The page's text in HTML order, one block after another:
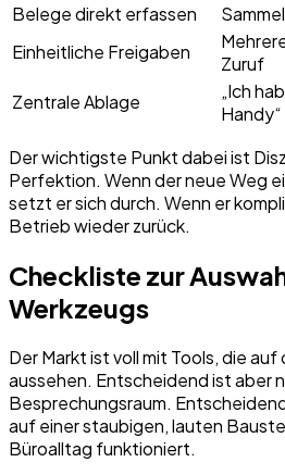
Belege direkt erfassen
Einheitliche Freigaben
Zuruf
Zentrale Ablage
„Ich
Handy“
Der wichtigste Punkt dabei ist
Perfektion. Wenn der neue Weg
setzt er sich durch. Wenn er
Betrieb wieder zurück.
Checkliste zur
Werkzeugs
Der Markt ist voll mit Tools, die
aussehen. Entscheidend ist aber
Besprechungsraum.
auf einer staubigen, lauten
Büroalltag funktioniert.